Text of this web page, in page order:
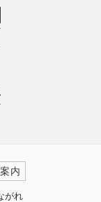
内
がれ